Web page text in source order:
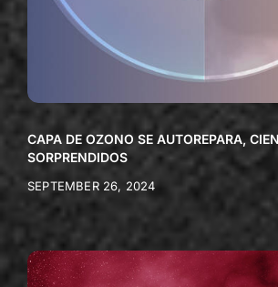
CAPA DE OZONO SE AUTOREPARA,
SORPRENDIDOS
SEPTEMBER 26, 2024